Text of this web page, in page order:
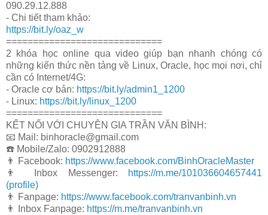
090.29.12.888
- Chi tiết tham khảo:
https://bit.ly/oaz_w
=============================
2 khóa học online qua video giúp bạn nhanh chóng có
những kiến thức nền tảng về Linux, Oracle, học mọi nơi, chỉ
cần có Internet/4G:
- Oracle cơ bản: https://bit.ly/admin1_1200
- Linux: https://bit.ly/linux_1200
=============================
KẾT NỐI VỚI CHUYÊN GIA TRẦN VĂN BÌNH:
📧 Mail: binhoracle@gmail.com
☎️ Mobile/Zalo: 0902912888
👨 Facebook: https://www.facebook.com/BinhOracleMaster
👨 Inbox Messenger:
https://m.me/101036604657441
(profile)
👨 Fanpage: https://www.facebook.com/tranvanbinh.vn
👨 Inbox Fanpage: https://m.me/tranvanbinh.vn